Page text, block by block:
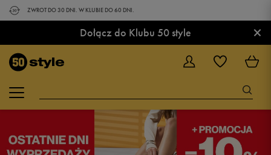
ZWROT DO 30 DNI. W KLUBIE DO 60 DNI.
Dołącz do Klubu 50 style ×